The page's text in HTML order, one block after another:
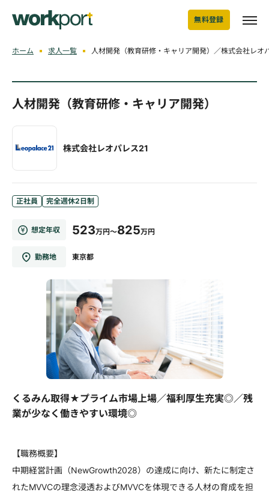
無料登録
ホーム 求人一覧 人材開発（教育研修・キャリア開発）／株式会社レオ
人材開発（教育研修・キャリア開発）
株式会社レオパレス21
正社員 完全週休2日制
想定年収 523万円～825万円
勤務地 東京都
くるみん取得★プライム市場上場／福利厚生充実◎／残
業が少なく働きやすい環境◎
【職務概要】
中期経営計画（NewGrowth2028）の達成に向け、新たに制定さ
れたMVVCの理念浸透およびMVVCを体現できる人材の育成を担